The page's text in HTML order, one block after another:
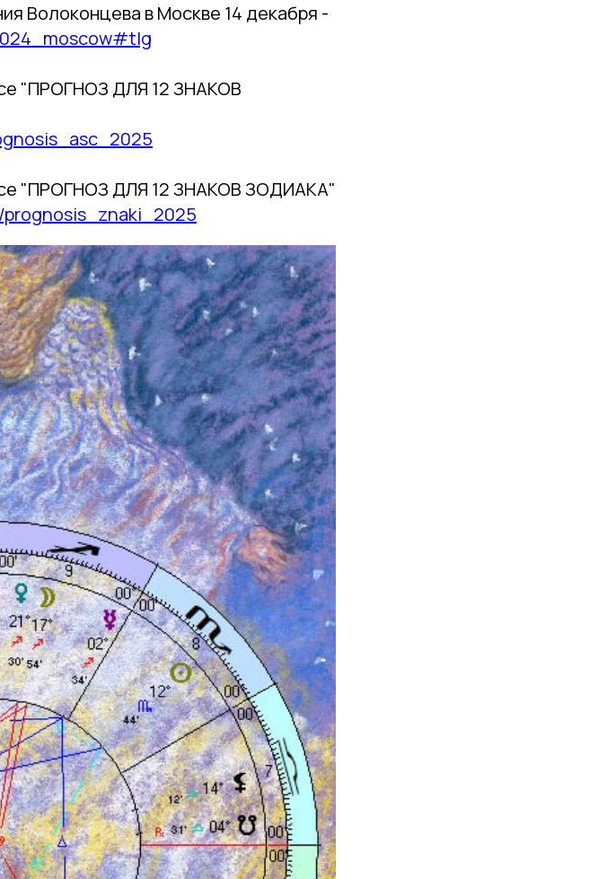
Волоконцева в Москве 14 декабря -
"ПРОГНОЗ ДЛЯ 12 ЗНАКОВ
"ПРОГНОЗ ДЛЯ 12 ЗНАКОВ ЗОДИАКА"